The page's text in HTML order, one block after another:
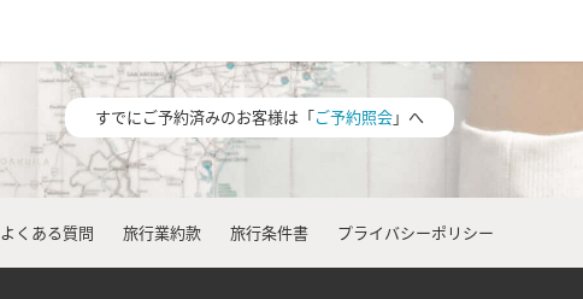
すでにご予約済みのお客様は「ご予約照会」へ
よくある質問 旅行業約款 旅行条件書 プライバシーポリシー